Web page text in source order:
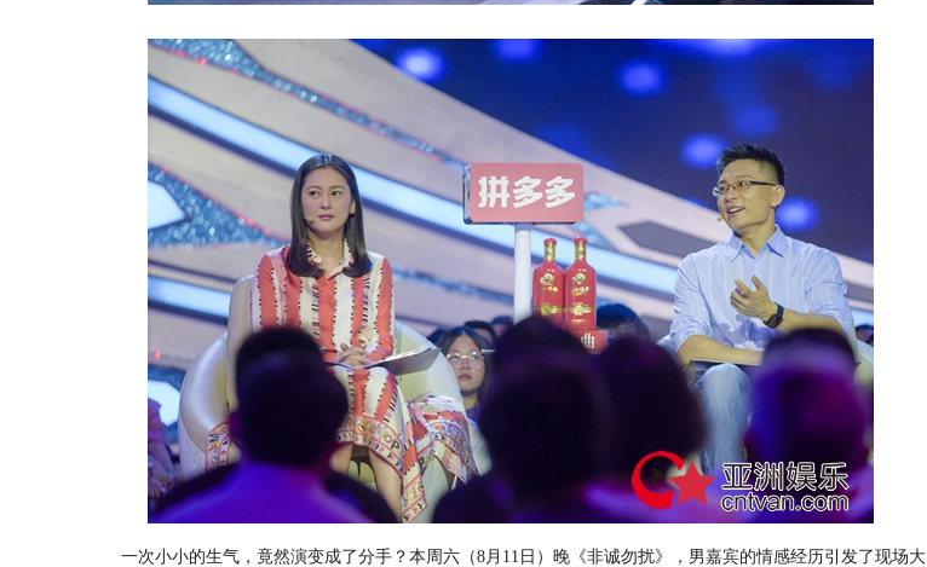
一次小小的生气，竟然演变成了分手？本周六（8月11日）晚《非诚勿扰》，男嘉宾的情感经历引发了现场大